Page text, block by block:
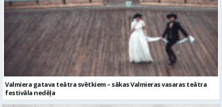
Valmiera gatava teātra svētkiem – sākas Valmieras vasaras teātra
festivāla nedēļa